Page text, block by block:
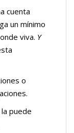
cuenta
un mínimo
viva. Y
o
puede